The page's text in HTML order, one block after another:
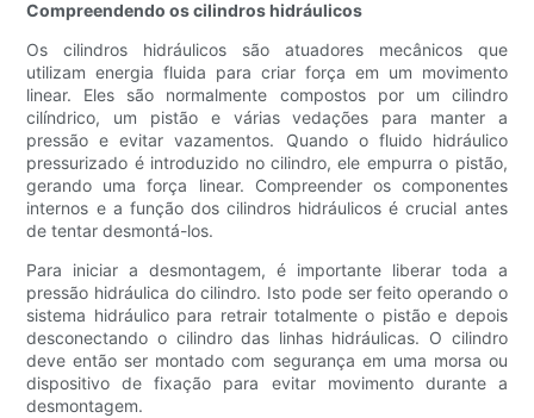
Compreendendo os cilindros hidráulicos
Os cilindros hidráulicos são atuadores mecânicos que
utilizam energia fluida para criar força em um movimento
linear. Eles são normalmente compostos por um cilindro
cilíndrico, um pistão e várias vedações para manter a
pressão e evitar vazamentos. Quando o fluido hidráulico
pressurizado é introduzido no cilindro, ele empurra o pistão,
gerando uma força linear. Compreender os componentes
internos e a função dos cilindros hidráulicos é crucial antes
de tentar desmontá-los.
Para iniciar a desmontagem, é importante liberar toda a
pressão hidráulica do cilindro. Isto pode ser feito operando o
sistema hidráulico para retrair totalmente o pistão e depois
desconectando o cilindro das linhas hidráulicas. O cilindro
deve então ser montado com segurança em uma morsa ou
dispositivo de fixação para evitar movimento durante a
desmontagem.